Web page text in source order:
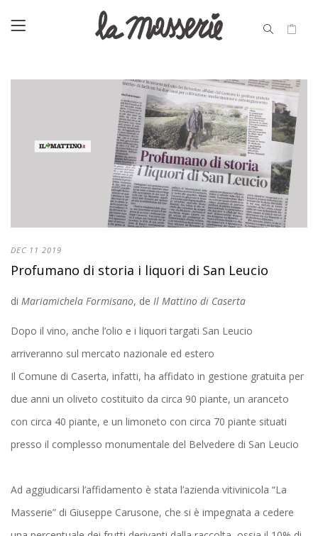
DEC 11 2019
Profumano di storia i liquori di San Leucio
di Mariamichela Formisano, de Il Mattino di Caserta
Dopo il vino, anche l’olio e i liquori targati San Leucio
arriveranno sul mercato nazionale ed estero
Il Comune di Caserta, infatti, ha affidato in gestione gratuita per
due anni un oliveto costituito da circa 90 piante, un aranceto
con circa 40 piante, e un limoneto con circa 70 piante situati
presso il complesso monumentale del Belvedere di San Leucio
Ad aggiudicarsi l’affidamento è stata l’azienda vitivinicola “La
Masserie” di Giuseppe Carusone, che si è impegnata a cedere